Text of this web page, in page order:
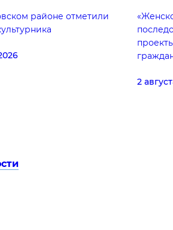
районе отметили
2